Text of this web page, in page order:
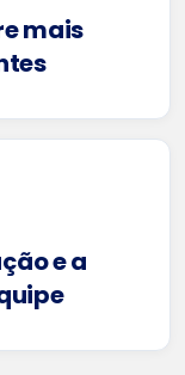
mais
e a